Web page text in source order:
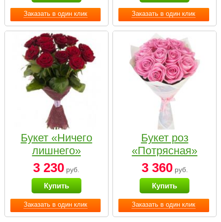
Заказать в один клик Заказать в один клик
Заказать в один клик
Букет «Ничего
лишнего»
3 230 руб.
Купить
Заказать в один клик
Букет роз
«Потрясная»
3 360руб.
Купить